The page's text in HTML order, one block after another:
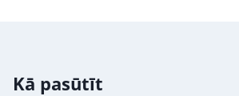
Kā pasūtīt